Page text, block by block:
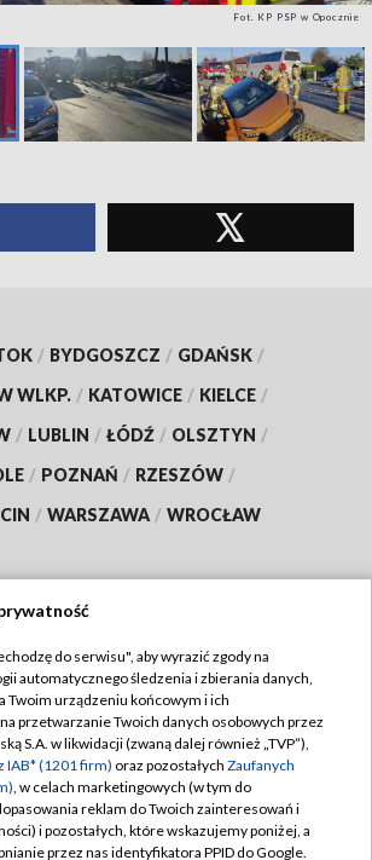
Fot. KP PSP w Opocznie
/ BYDGOSZCZ / GDAŃSK /
WLKP. / KATOWICE / KIELCE /
/ LUBLIN / ŁÓDŹ / OLSZTYN /
/ POZNAŃ / RZESZÓW /
/ WARSZAWA / WROCŁAW
TVP
TVP
Cyfrowa
Regulamin TVP
Polityka prywatności
Moje zgody
Pomoc
do serwisu", aby wyrazić zgody na
automatycznego śledzenia i zbierania danych,
Twoim urządzeniu końcowym i ich
przetwarzanie Twoich danych osobowych przez
S.A. w likwidacji (zwaną dalej również „TVP”),
IAB* (1201 firm) oraz pozostałych Zaufanych
, w celach marketingowych (w tym do
reklam do Twoich zainteresowań i
i pozostałych, które wskazujemy poniżej, a
przez nas identyfikatora PPID do Google.